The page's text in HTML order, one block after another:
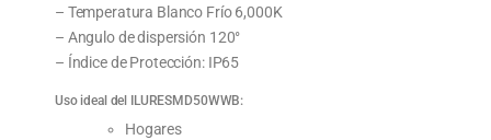
– Temperatura Blanco Frío 6,000K
– Angulo de dispersión 120°
– Índice de Protección: IP65
Uso ideal del ILURESMD50WWB:
Hogares